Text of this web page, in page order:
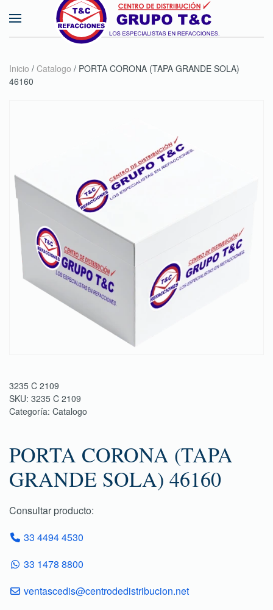
Skip to main content
Inicio / Catalogo / PORTA CORONA (TAPA GRANDE SOLA)
46160
3235 C 2109
SKU: 3235 C 2109
Categoría: Catalogo
PORTA CORONA (TAPA
GRANDE SOLA) 46160
Consultar producto:
33 4494 4530
33 1478 8800
ventascedis@centrodedistribucion.net